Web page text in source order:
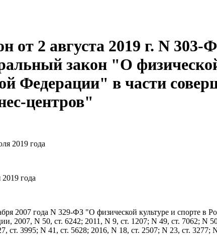
от 2 августа 2019 г. N
закон "О
Федерации" в части
центров"
2019 года
года
2007 года N 329-ФЗ "О физической культуре и спорте в
2007, N 50, ст. 6242; 2011, N 9, ст. 1207; N 49, ст. 7062; N
ст. 3995; N 41, ст. 5628; 2016, N 18, ст. 2507; N 23, ст. 3277;